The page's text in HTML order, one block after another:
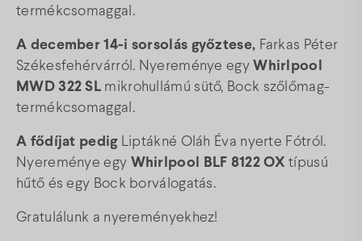
termékcsomaggal.
A december 14-i sorsolás győztese, Farkas Péter
Székesfehérvárról. Nyereménye egy Whirlpool
MWD 322 SL mikrohullámú sütő, Bock szőlőmag-
termékcsomaggal.
A fődíjat pedigLiptákné Oláh Éva nyerte Fótról.
Nyereménye egy Whirlpool BLF 8122 OX típusú
hűtő és egy Bock borválogatás.
Gratulálunk a nyereményekhez!